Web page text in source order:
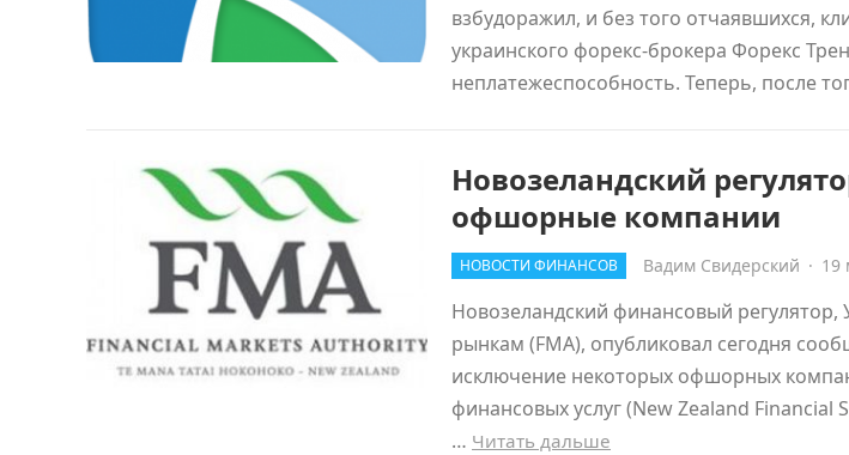
взбудоражил, и без того отчаявшихся,
украинского форекс-брокера Форекс
неплатежеспособность. Теперь, после
Новозеландский
офшорные компании
НОВОСТИ ФИНАНСОВ Вадим Свидерский · 19
Новозеландский финансовый
рынкам (FMA), опубликовал сегодня
исключение некоторых офшорных
финансовых услуг (New Zealand Financial
… Читать дальше